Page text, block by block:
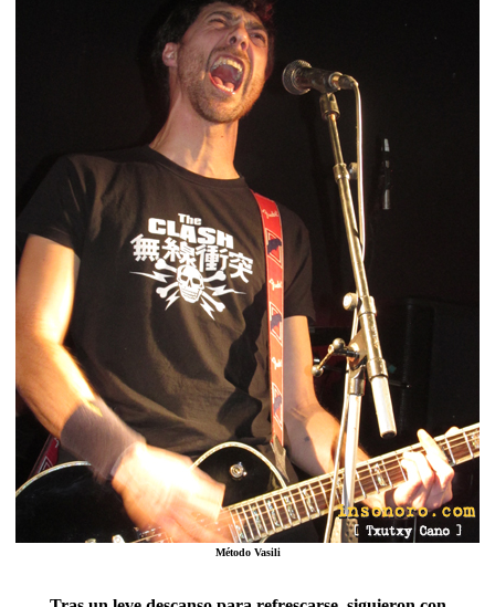
Método Vasili